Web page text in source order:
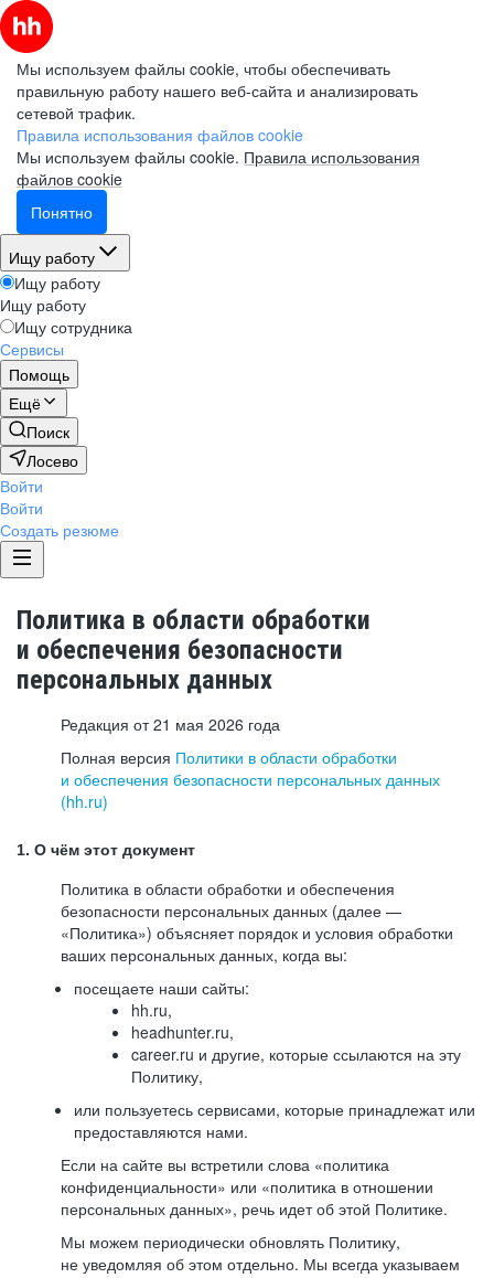
Мы используем файлы cookie, чтобы обеспечивать
правильную работу нашего веб-сайта и анализировать
сетевой трафик.
Правила использования файлов cookie
Мы используем файлы cookie. Правила использования
файлов cookie
Понятно
Ищу работу
Ищу работу
Ищу работу
Ищу сотрудника
Сервисы
Помощь
Ещё
Поиск
Лосево
Войти
Войти
Создать резюме
Политика в области обработки
и обеспечения безопасности
персональных данных
Редакция от 21 мая 2026 года
Полная версия Политики в области обработки
и обеспечения безопасности персональных данных
(hh.ru)
1. О чём этот документ
Политика в области обработки и обеспечения
безопасности персональных данных (далее —
«Политика») объясняет порядок и условия обработки
ваших персональных данных, когда вы:
посещаете наши сайты:
hh.ru,
headhunter.ru,
career.ru и другие, которые ссылаются на эту
Политику,
или пользуетесь сервисами, которые принадлежат или
предоставляются нами.
Если на сайте вы встретили слова «политика
конфиденциальности» или «политика в отношении
персональных данных», речь идет об этой Политике.
Мы можем периодически обновлять Политику,
не уведомляя об этом отдельно. Мы всегда указываем